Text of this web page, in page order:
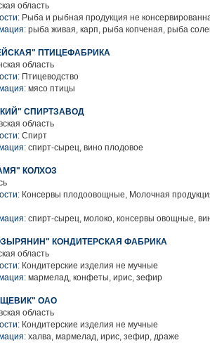
область
Рыба и рыбная продукция не
рыба живая, карп, рыба копченая, рыба
ПТИЦЕФАБРИКА
область
Птицеводство
мясо птицы
СПИРТЗАВОД
область
Спирт
спирт-сырец, вино плодовое
КОЛХОЗ
Консервы плодоовощные, Молочная
спирт-сырец, молоко, консервы овощные,
КОНДИТЕРСКАЯ ФАБРИКА
область
Кондитерские изделия не мучные
мармелад, конфеты, ирис, зефир
ОАО
область
Кондитерские изделия не мучные
халва, мармелад, ирис, зефир, драже